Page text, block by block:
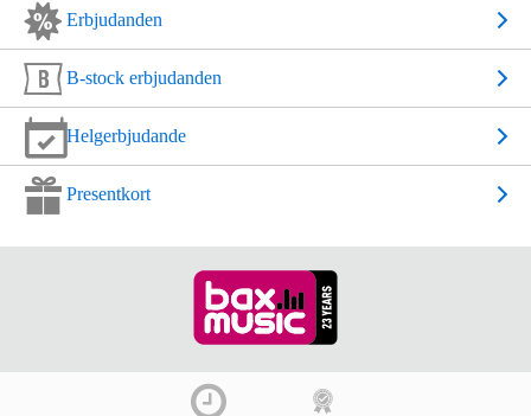
Erbjudanden
B-stock erbjudanden
Helgerbjudande
Presentkort